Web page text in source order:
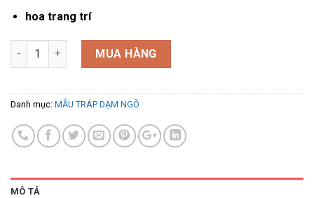
hoa trang trí
Mẫu tráp dạm ngõ 10001 số lượng
MUA HÀNG
Danh mục: MẪU TRÁP DẠM NGÕ
MÔ TẢ